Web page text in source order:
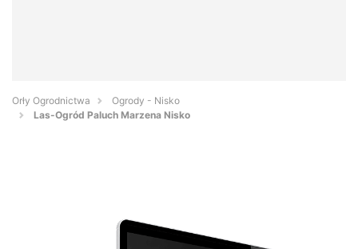
Orły Ogrodnictwa
Ogrody - Nisko
Las-Ogród Paluch Marzena Nisko